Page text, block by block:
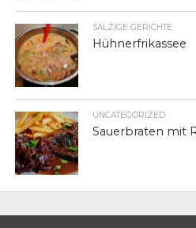
SALZIGE GERICHTE
Hühnerfrikassee
UNCATEGORIZED
Sauerbraten mit